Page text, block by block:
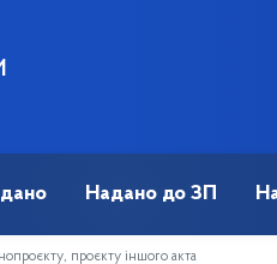
Надано до ЗП
проєкту іншого акта